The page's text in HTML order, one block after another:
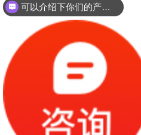
可以介绍下你们的产品么？